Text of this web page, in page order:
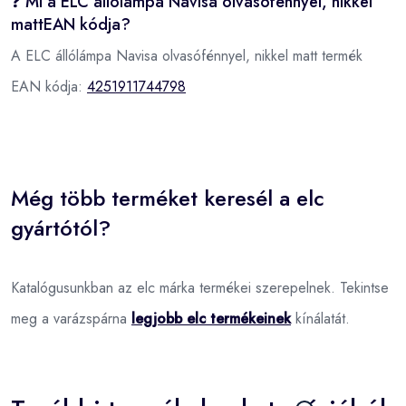
mattEAN kódja?
A ELC állólámpa Navisa olvasófénnyel, nikkel matt termék
EAN kódja: 4251911744798
Még több terméket keresél a elc
gyártótól?
Katalógusunkban az elc márka termékei szerepelnek. Tekintse
meg a varázspárna legjobb elc termékeinekkínálatát.